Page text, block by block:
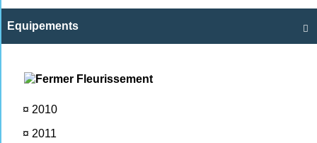

Equipements
Fleurissement
¤ 2010
¤ 2011